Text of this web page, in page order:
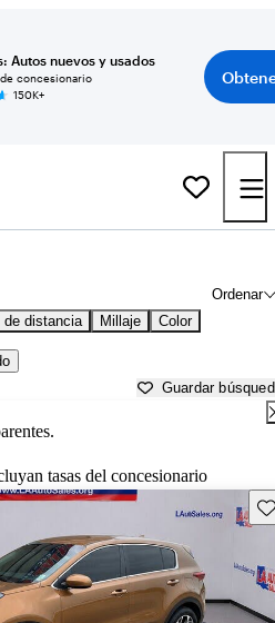
Autos nuevos y usados
concesionario
150K+
Ordenar
distancia Millaje Color
Guardar
tasas del concesionario